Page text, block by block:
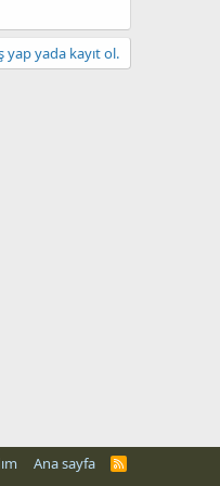
yap yada kayıt ol.
Ana sayfa
R